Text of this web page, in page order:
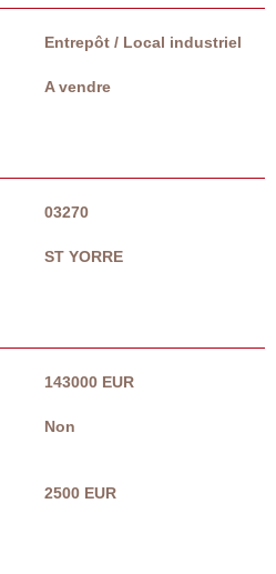
Entrepôt / Local industriel
A vendre
03270
ST YORRE
143000 EUR
Non
2500 EUR